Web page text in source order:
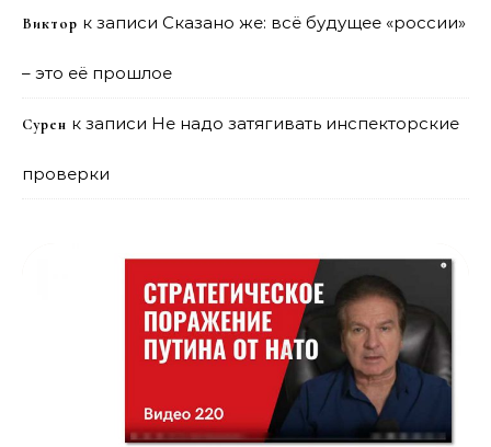
Виктор к записи Сказано же: всё будущее «россии»
– это её прошлое
Сурен к записи Не надо затягивать инспекторские
проверки